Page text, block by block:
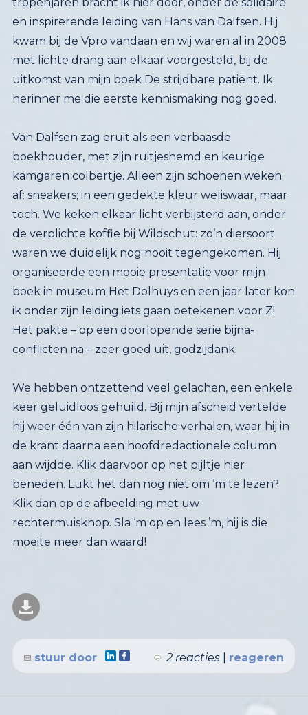
herinner me die eerste kennismaking nog goed.
Van Dalfsen zag eruit als een verbaasde
boekhouder, met zijn ruitjeshemd en keurige
kamgaren colbertje. Alleen zijn schoenen weken
af: sneakers; in een gedekte kleur weliswaar, maar
toch. We keken elkaar licht verbijsterd aan, onder
de verplichte koffie bij Wildschut: zo’n diersoort
waren we duidelijk nog nooit tegengekomen. Hij
organiseerde een mooie presentatie voor mijn
boek in museum Het Dolhuys en een jaar later kon
ik onder zijn leiding iets gaan betekenen voor Z!
Het pakte – op een doorlopende serie bijna-
conflicten na – zeer goed uit, godzijdank.
We hebben ontzettend veel gelachen, een enkele
keer geluidloos gehuild. Bij mijn afscheid vertelde
hij weer één van zijn hilarische verhalen, waar hij in
de krant daarna een hoofdredactionele column
aan wijdde. Klik daarvoor op het pijltje hier
beneden. Lukt het dan nog niet om ‘m te lezen?
Klik dan op de afbeelding met uw
rechtermuisknop. Sla ‘m op en lees ’m, hij is die
moeite meer dan waard!
2 reacties reageren
stuur door